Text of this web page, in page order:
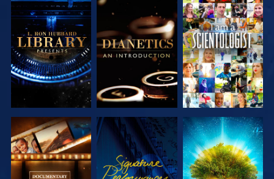
UTFORSKA
SERIEN
UTFORSKA
SERIEN
TITTA
UTFORSKA
SERIEN
TITTA
UTFORSKA
SERIEN